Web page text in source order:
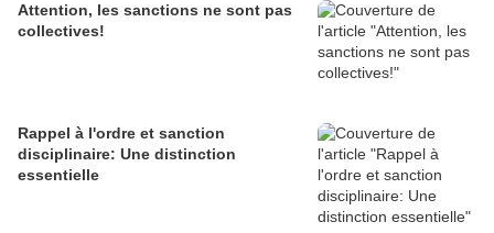
Attention, les sanctions ne sont pas
collectives!
Rappel à l'ordre et sanction
disciplinaire: Une distinction
essentielle